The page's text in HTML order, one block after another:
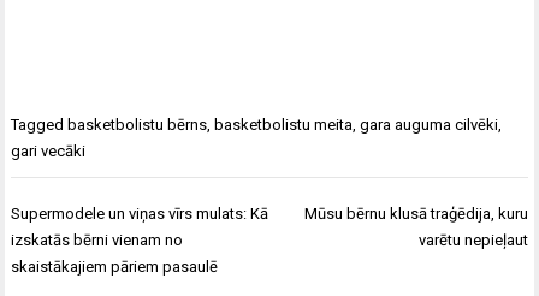
Tagged basketbolistu bērns basketbolistu meita ,gara auguma cilvēki
gari vecāki
Ziņu
izvēlne
Supermodele un viņas vīrs mulats: Kā
izskatās bērni vienam no
skaistākajiem pāriem pasaulē
Mūsu bērnu klusā traģēdija, kuru
varētu nepieļaut